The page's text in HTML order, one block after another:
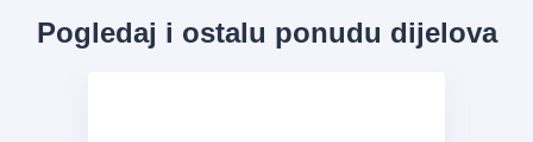
Pogledaj i ostalu ponudu dijelova